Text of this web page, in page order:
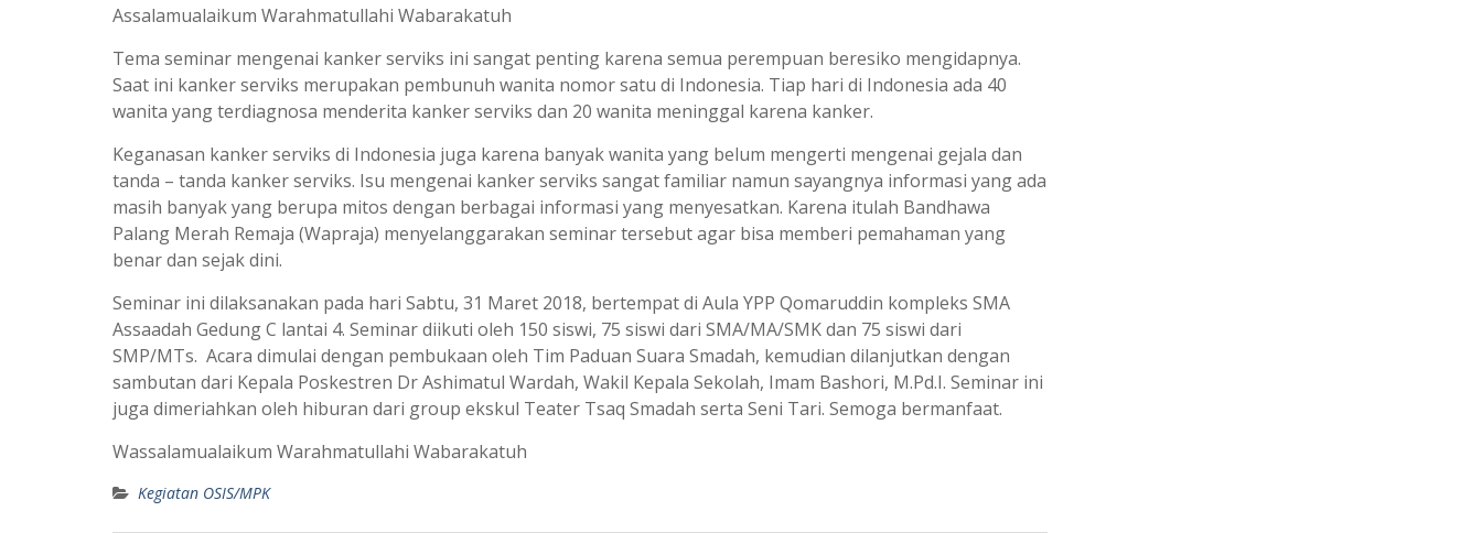
Assalamualaikum Warahmatullahi Wabarakatuh
Tema seminar mengenai kanker serviks ini sangat penting karena semua perempuan beresiko mengidapnya.
Saat ini kanker serviks merupakan pembunuh wanita nomor satu di Indonesia. Tiap hari di Indonesia ada 40
wanita yang terdiagnosa menderita kanker serviks dan 20 wanita meninggal karena kanker.
Keganasan kanker serviks di Indonesia juga karena banyak wanita yang belum mengerti mengenai gejala dan
tanda – tanda kanker serviks. Isu mengenai kanker serviks sangat familiar namun sayangnya informasi yang ada
masih banyak yang berupa mitos dengan berbagai informasi yang menyesatkan. Karena itulah Bandhawa
Palang Merah Remaja (Wapraja) menyelanggarakan seminar tersebut agar bisa memberi pemahaman yang
benar dan sejak dini.
Seminar ini dilaksanakan pada hari Sabtu, 31 Maret 2018, bertempat di Aula YPP Qomaruddin kompleks SMA
Assaadah Gedung C lantai 4. Seminar diikuti oleh 150 siswi, 75 siswi dari SMA/MA/SMK dan 75 siswi dari
SMP/MTs. Acara dimulai dengan pembukaan oleh Tim Paduan Suara Smadah, kemudian dilanjutkan dengan
sambutan dari Kepala Poskestren Dr Ashimatul Wardah, Wakil Kepala Sekolah, Imam Bashori, M.Pd.I. Seminar ini
juga dimeriahkan oleh hiburan dari group ekskul Teater Tsaq Smadah serta Seni Tari. Semoga bermanfaat.
Wassalamualaikum Warahmatullahi Wabarakatuh
Kegiatan OSIS/MPK